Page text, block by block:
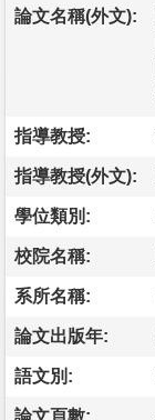
論文名稱(外文):
指導教授:
指導教授(外文):
學位類別:
校院名稱:
系所名稱:
論文出版年:
語文別:
論文頁數: